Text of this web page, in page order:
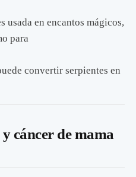
usada en encantos mágicos,
para
convertir serpientes en
cáncer de mama